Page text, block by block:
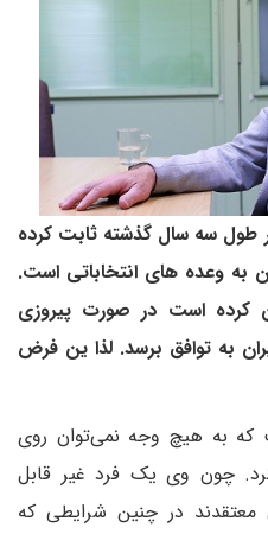
طول سه سال گذشته ثابت کرده
وعده های انتخاباتی است.
کرده است در صورت پیروزی
از ۳۰ روز با ایران به توافق برسد. لذا ین فرض
که به هیچ وجه نمی‌توان روی
چون وی یک فرد غیر قابل
در چنین شرایطی که